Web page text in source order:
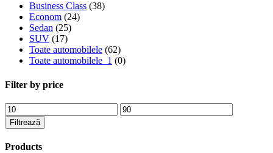
Business Class (38)
Econom (24)
Sedan (25)
SUV (17)
Toate automobilele (62)
Toate automobilele_1 (0)
Filter by price
Preț
minim
Preț
maxim
Filtrează
Products